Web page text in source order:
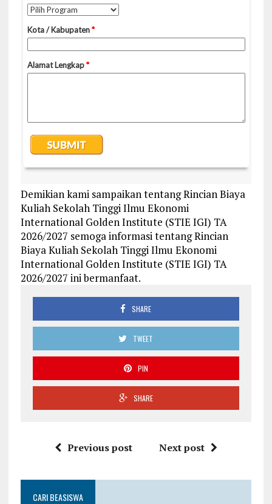
Demikian kami sampaikan tentang Rincian Biaya
Kuliah Sekolah Tinggi Ilmu Ekonomi
International Golden Institute (STIE IGI) TA
2026/2027 semoga informasi tentang Rincian
Biaya Kuliah Sekolah Tinggi Ilmu Ekonomi
International Golden Institute (STIE IGI) TA
2026/2027 ini bermanfaat.
SHARE
TWEET
PIN
SHARE
Previous post Next post
CARI BEASISWA